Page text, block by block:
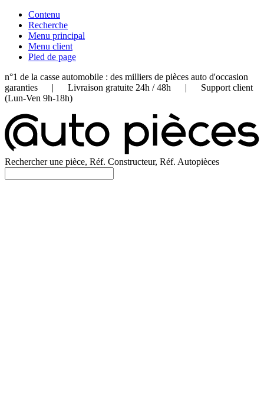
Contenu
Recherche
Menu principal
Menu client
Pied de page
n°1 de la casse automobile : des milliers de pièces auto d'occasion
garanties | Livraison gratuite 24h / 48h | Support client
(Lun-Ven 9h-18h)
Rechercher une pièce, Réf. Constructeur, Réf. Autopièces